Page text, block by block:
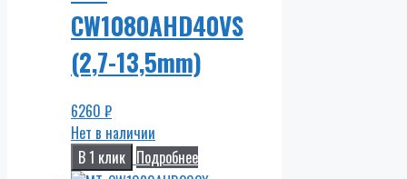
CW1080AHD40VS
(2,7-13,5mm)
6260 ₽
Нет в наличии
В 1 клик Подробнее